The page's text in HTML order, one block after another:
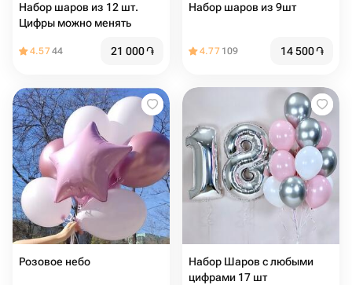
Набор шаров из 12 шт.
Цифры можно менять
4.5744 21 000֏
Набор шаров из 9шт
4.77 109 14 500֏
Розовое небо
Набор Шаров с любыми
цифрами 17 шт